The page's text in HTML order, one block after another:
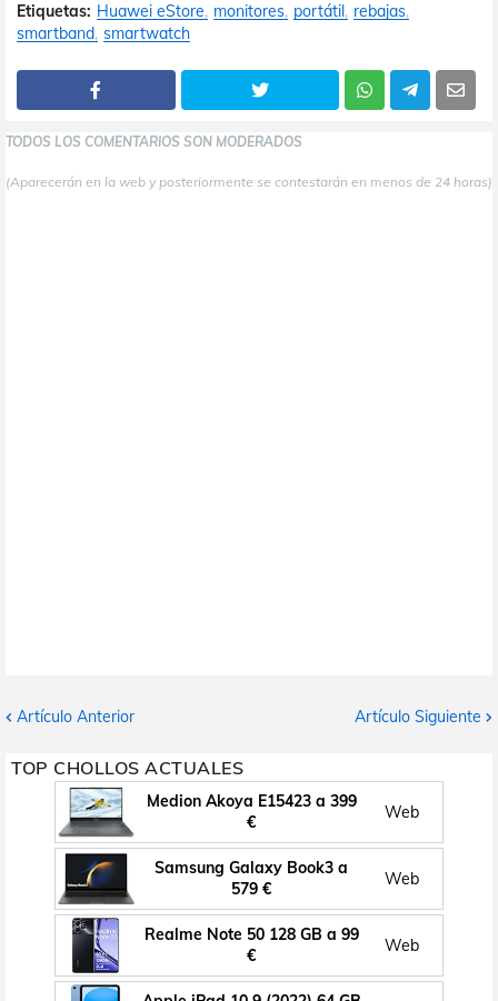
Etiquetas: Huawei eStore monitores portátil rebajas
smartband smartwatch
TODOS LOS COMENTARIOS SON MODERADOS
(Aparecerán en la web y posteriormente se contestarán en menos de 24 horas)
Artículo Anterior Artículo Siguiente
TOP CHOLLOS ACTUALES
Medion Akoya E15423 a 399
€
Web
Samsung Galaxy Book3 a
579 €
Web
Realme Note 50 128 GB a 99
€
Web